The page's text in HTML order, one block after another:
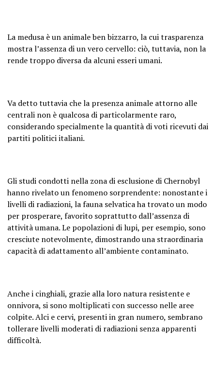
La medusa è un animale ben bizzarro, la cui trasparenza
mostra l’assenza di un vero cervello: ciò, tuttavia, non la
rende troppo diversa da alcuni esseri umani.
Va detto tuttavia che la presenza animale attorno alle
centrali non è qualcosa di particolarmente raro,
considerando specialmente la quantità di voti ricevuti dai
partiti politici italiani.
Gli studi condotti nella zona di esclusione di Chernobyl
hanno rivelato un fenomeno sorprendente: nonostante i
livelli di radiazioni, la fauna selvatica ha trovato un modo
per prosperare, favorito soprattutto dall’assenza di
attività umana. Le popolazioni di lupi, per esempio, sono
cresciute notevolmente, dimostrando una straordinaria
capacità di adattamento all’ambiente contaminato.
Anche i cinghiali, grazie alla loro natura resistente e
onnivora, si sono moltiplicati con successo nelle aree
colpite. Alci e cervi, presenti in gran numero, sembrano
tollerare livelli moderati di radiazioni senza apparenti
difficoltà.